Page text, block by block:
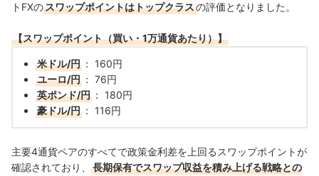
トFXのスワップポイントはトップクラスの評価となりました。
【スワップポイント（買い・1万通貨あたり）】
米ドル/円 ： 160円
ユーロ/円 ： 76円
英ポンド/円 ：
180円
豪ドル/円 ： 116円
主要4通貨ペアのすべてで政策金利差を上回るスワップポイントが
確認されており、
長期保有でスワップ収益を積み上げる戦略との